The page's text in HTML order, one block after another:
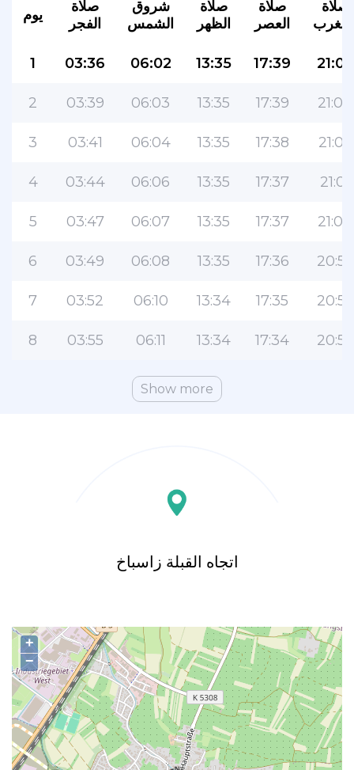
يوم
صلاة
الفجر
شروق
الشمس
صلاة
الظهر
صلاة
العصر
صلاة
1 03:36 06:02 13:35 17:39 21:06
2 03:39 06:03 13:35 17:39 21:04
3 03:41 06:04 13:35 17:38 21:03
4 03:44 06:06 13:35 17:37 21:01
5 03:47 06:07 13:35 17:37 21:00
6 03:49 06:08 13:35 17:36 20:58
7 03:52 06:10 13:34 17:35 20:56
8 03:55 06:11 13:34 17:34 20:55
Show more
اتجاه القبلة زاسباخ
+
−